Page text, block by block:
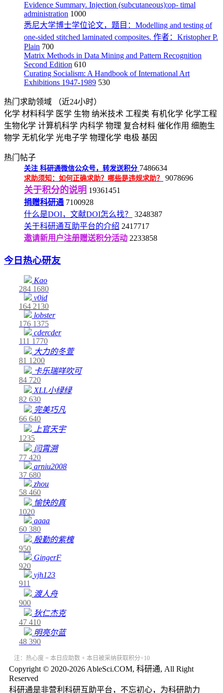
Evidence Summary. Injection (subcutaneous):op- timal
administration 1000
悉尼大学博士学位论文，题目：Modelling and testing of
one-sided stitched laminated composites. 作者：Kristopher P.
Plain 700
Matrix Methods in Data Mining and Pattern Recognition
Second Edition 610
Curating Socialism: A Handbook of International Art
Exhibitions 1947-1989 530
热门求助领域
（近24小时）
化学 材料科学 医学 生物 纳米技术 工程类 有机化学 化学工程
生物化学 计算机科学 内科学 物理 复合材料 催化作用 细胞生
物学 无机化学 光电子学 物理化学 电极 基因
热门帖子
关注 科研通微信公众号，转发送积分 7486634
求助须知：如何正确求助？哪些是违规求助？ 9078696
关于积分的说明 19361451
捐赠科研通 7100928
什么是DOI，文献DOI怎么找？
3248387
关于科研通互助平台的介绍 2417717
邀请新用户注册赠送积分活动 2233858
今日热心研友
Kao
284 1680
v0id
164 2130
lobster
176 1375
cdercder
111 1770
大力的冬萱
81 1200
卡乐瑞咩吹可
84 720
XLL小绿绿
82 630
完美巧凡
66 640
上官天宇
1235
闫霄溯
77 420
arniu2008
37 680
zhou
58 460
愉快的真
1020
aaaa
60 380
殷勤的紫槐
950
GingerF
920
yjh123
911
渡人舟
900
狄仁杰克
47 410
明亮尔蓝
48 390
注：热心度 = 本日应助数 + 本日被采纳获取积分÷10
Copyright © 2020-2026 AbleSci.COM, 科研通, All Right
Reserved
科研通是非营利科研互助平台，不忘初心，为科研助力